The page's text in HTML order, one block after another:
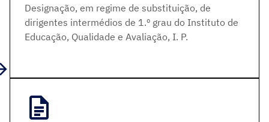
Designação, em regime de substituição, de
dirigentes intermédios de 1.º grau do Instituto de
Educação, Qualidade e Avaliação, I. P.